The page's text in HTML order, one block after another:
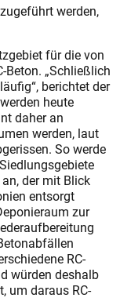
werden,
für die von
„Schließlich
berichtet der
heute
daher an
werden, laut
So werde
der mit Blick
entsorgt
zur
RC-
würden deshalb
um daraus RC-